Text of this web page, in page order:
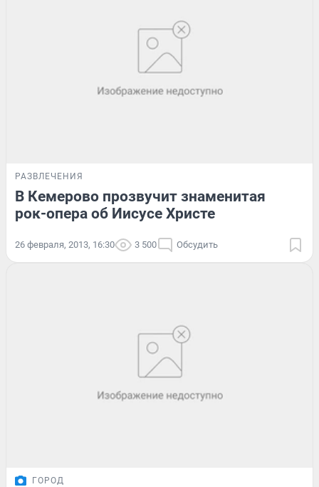
РАЗВЛЕЧЕНИЯ
В Кемерово прозвучит знаменитая
рок-опера об Иисусе Христе
26 февраля, 2013, 16:30 3 500 Обсудить
ГОРОД